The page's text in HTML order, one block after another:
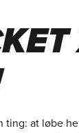
at løbe